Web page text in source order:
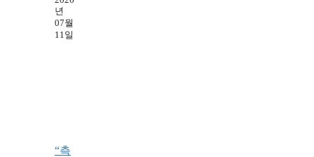
년
07월
11일
“측